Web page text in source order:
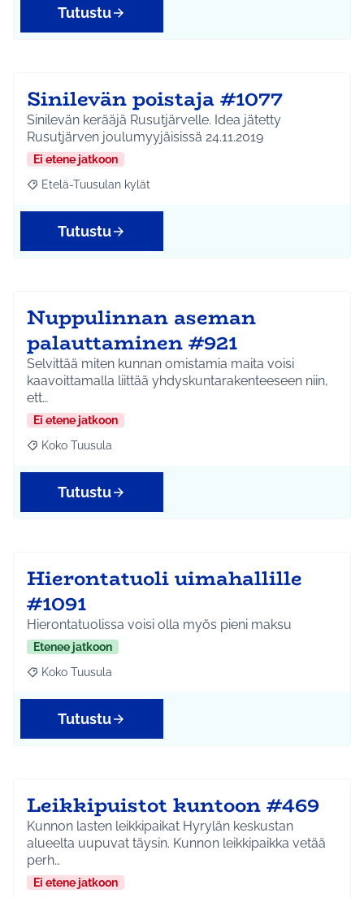
Tutustu
Sinilevän poistaja #1077
Sinilevän kerääjä Rusutjärvelle. Idea jätetty
Rusutjärven joulumyyjäisissä 24.11.2019
Ei etene jatkoon
Rajaa tulokset aihepiirin mukaan: Etelä-Tuusulan kylät
Etelä-Tuusulan kylät
Tutustu
Nuppulinnan aseman
palauttaminen #921
Selvittää miten kunnan omistamia maita voisi
kaavoittamalla liittää yhdyskuntarakenteeseen niin,
ett…
Ei etene jatkoon
Rajaa tulokset aihepiirin mukaan: Koko Tuusula
Koko Tuusula
Tutustu
Hierontatuoli uimahallille
#1091
Hierontatuolissa voisi olla myös pieni maksu
Etenee jatkoon
Rajaa tulokset aihepiirin mukaan: Koko Tuusula
Koko Tuusula
Tutustu
Leikkipuistot kuntoon #469
Kunnon lasten leikkipaikat Hyrylän keskustan
alueelta uupuvat täysin. Kunnon leikkipaikka vetää
perh…
Ei etene jatkoon